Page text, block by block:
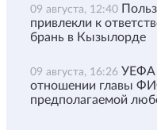
09 августа, 12:40
привлекли к
брань в Кызылорде
09 августа, 16:26 УЕФА
отношении главы
предполагаемой